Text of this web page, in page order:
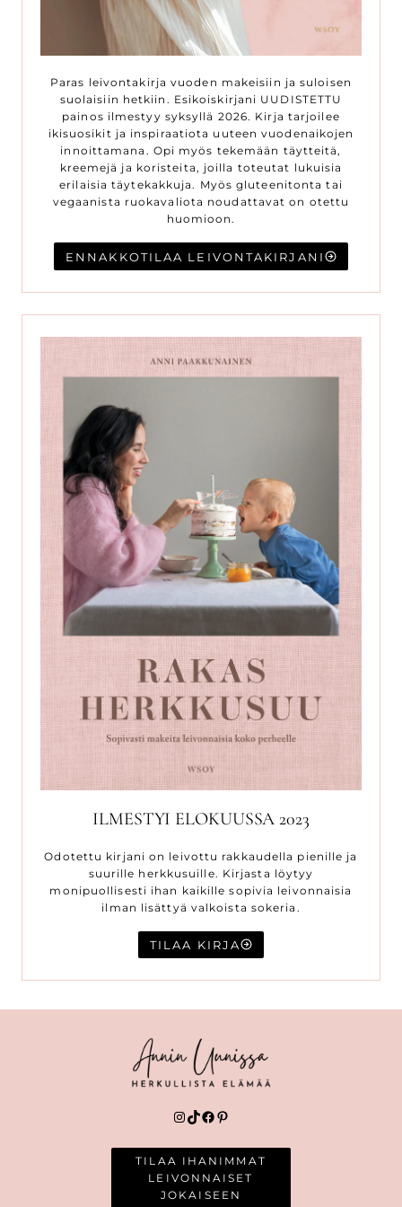
Paras leivontakirja vuoden makeisiin ja suloisen
suolaisiin hetkiin. Esikoiskirjani UUDISTETTU
painos ilmestyy syksyllä 2026. Kirja tarjoilee
ikisuosikit ja inspiraatiota uuteen vuodenaikojen
innoittamana. Opi myös tekemään täytteitä,
kreemejä ja koristeita, joilla toteutat lukuisia
erilaisia täytekakkuja. Myös gluteenitonta tai
vegaanista ruokavaliota noudattavat on otettu
huomioon.
ENNAKKOTILAA LEIVONTAKIRJANI
ILMESTYI ELOKUUSSA 2023
Odotettu kirjani on leivottu rakkaudella pienille ja
suurille herkkusuille. Kirjasta löytyy
monipuollisesti ihan kaikille sopivia leivonnaisia
ilman lisättyä valkoista sokeria.
TILAA KIRJA
Instagram
TikTok
Facebook
Pinterest
TILAA IHANIMMAT
LEIVONNAISET
JOKAISEEN